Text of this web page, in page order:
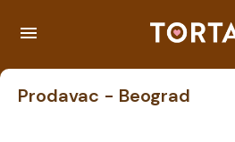
Prodavac - Beograd